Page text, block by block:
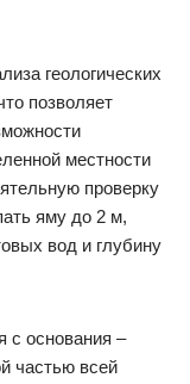
геологических
позволяет
местности
проверку
яму до 2 м,
вод и глубину
с основания –
частью всей